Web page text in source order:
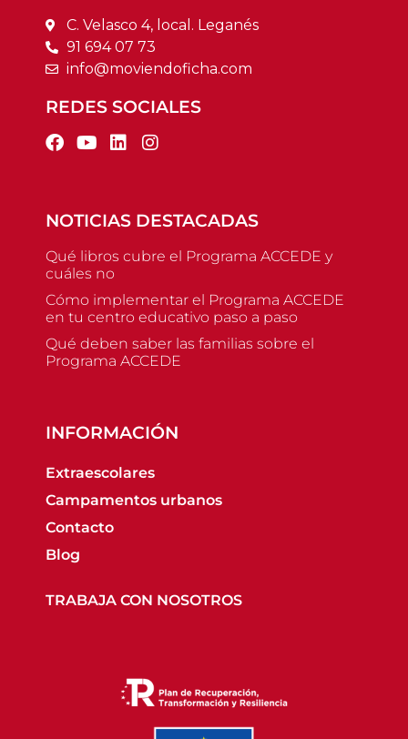
C. Velasco 4, local. Leganés
91 694 07 73
info@moviendoficha.com
REDES SOCIALES
NOTICIAS DESTACADAS
Qué libros cubre el Programa ACCEDE y
cuáles no
Cómo implementar el Programa ACCEDE
en tu centro educativo paso a paso
Qué deben saber las familias sobre el
Programa ACCEDE
INFORMACIÓN
Extraescolares
Campamentos urbanos
Contacto
Blog
TRABAJA CON NOSOTROS